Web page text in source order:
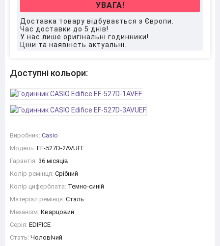
УВАГА!
Доставка товару відбувається з Європи.
Час доставки до 5 днів!
У нас лише оригінальні годинники!
Ціни та наявність актуальні.
Доступні кольори:
Виробник: Casio
Модель: EF-527D-2AVUEF
Гарантія: 36 місяців
Колір ремінця: Срібний
Колір циферблата: Темно-синій
Матеріал ремінця: Сталь
Механізм: Кварцовий
Серія: EDIFICE
Стать: Чоловічий